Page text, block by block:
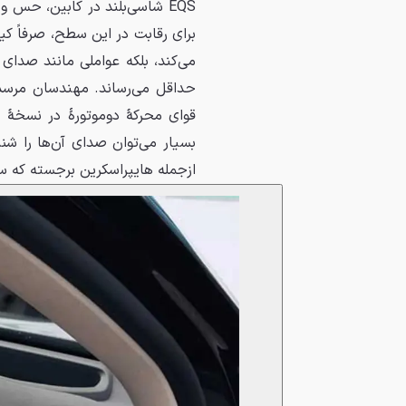
برای رقابت در این سطح، صرفاً
می‌کند، بلکه عواملی مانند
حداقل می‌رساند. مهندسان
قوای محرکهٔ دوموتورهٔ در
بسیار می‌توان صدای آن‌ها را
ازجمله هایپراسکرین برجسته که سه